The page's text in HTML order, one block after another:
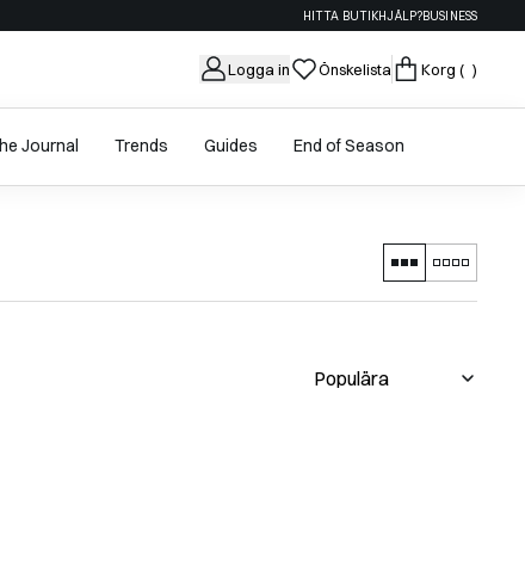
HITTA BUTIKHJÄLP?BUSINESS
Logga in Önskelista Korg ( )
Journal Trends Guides End of Season